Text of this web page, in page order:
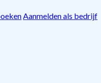
Aanmelden als bedrijf